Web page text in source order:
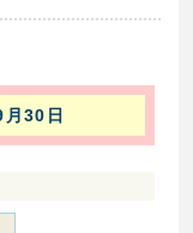
30日